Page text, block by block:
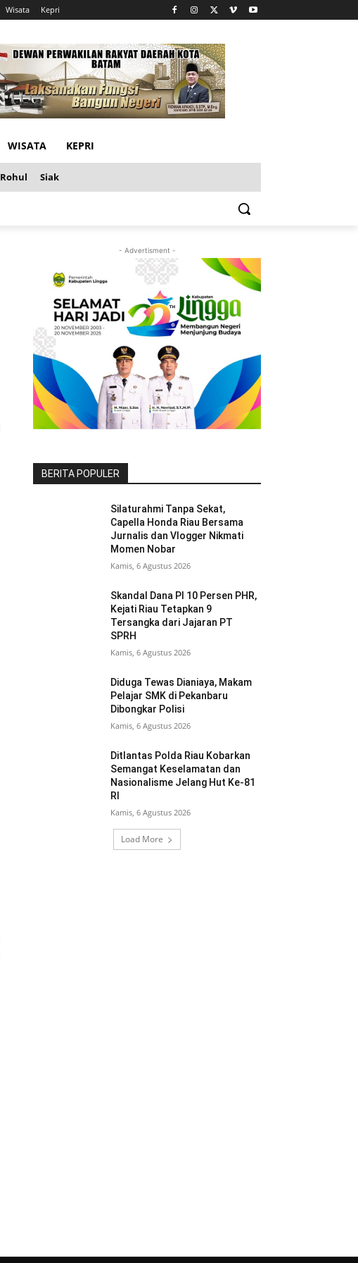
Wisata Kepri
WISATA KEPRI
Rohul Siak
- Advertisment -
BERITA POPULER
Silaturahmi Tanpa Sekat,
Capella Honda Riau Bersama
Jurnalis dan Vlogger Nikmati
Momen Nobar
Kamis, 6 Agustus 2026
Skandal Dana PI 10 Persen PHR,
Kejati Riau Tetapkan 9
Tersangka dari Jajaran PT
SPRH
Kamis, 6 Agustus 2026
Diduga Tewas Dianiaya, Makam
Pelajar SMK di Pekanbaru
Dibongkar Polisi
Kamis, 6 Agustus 2026
Ditlantas Polda Riau Kobarkan
Semangat Keselamatan dan
Nasionalisme Jelang Hut Ke-81
RI
Kamis, 6 Agustus 2026
Load More